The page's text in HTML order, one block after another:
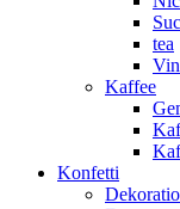
tea
Kaffee
Konfetti